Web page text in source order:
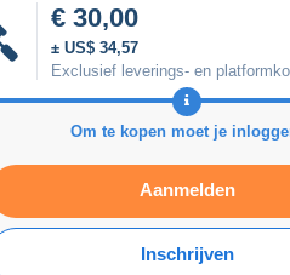
€ 30,00
± US$ 34,57
Exclusief leverings- en
Om te kopen moet je
Aanmelden
Inschrijven